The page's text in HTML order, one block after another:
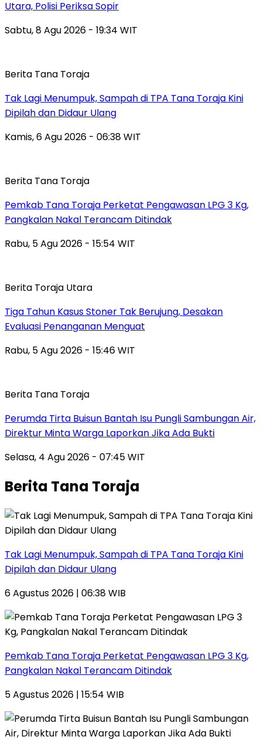
Utara, Polisi Periksa Sopir
Sabtu, 8 Agu 2026 - 19:34 WIT
Berita Tana Toraja
Tak Lagi Menumpuk, Sampah di TPA Tana Toraja Kini
Dipilah dan Didaur Ulang
Kamis, 6 Agu 2026 - 06:38 WIT
Berita Tana Toraja
Pemkab Tana Toraja Perketat Pengawasan LPG 3 Kg,
Pangkalan Nakal Terancam Ditindak
Rabu, 5 Agu 2026 - 15:54 WIT
Berita Toraja Utara
Tiga Tahun Kasus Stoner Tak Berujung, Desakan
Evaluasi Penanganan Menguat
Rabu, 5 Agu 2026 - 15:46 WIT
Berita Tana Toraja
Perumda Tirta Buisun Bantah Isu Pungli Sambungan Air,
Direktur Minta Warga Laporkan Jika Ada Bukti
Selasa, 4 Agu 2026 - 07:45 WIT
Berita Tana Toraja
Tak Lagi Menumpuk, Sampah di TPA Tana Toraja Kini
Dipilah dan Didaur Ulang
6 Agustus 2026 | 06:38 WIB
Pemkab Tana Toraja Perketat Pengawasan LPG 3 Kg,
Pangkalan Nakal Terancam Ditindak
5 Agustus 2026 | 15:54 WIB